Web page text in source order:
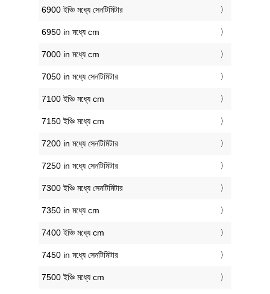
6900 ইঞ্চি মধ্যে সেনটিমিটার
6950 in মধ্যে cm
7000 in মধ্যে cm
7050 in মধ্যে সেনটিমিটার
7100 ইঞ্চি মধ্যে cm
7150 ইঞ্চি মধ্যে cm
7200 in মধ্যে সেনটিমিটার
7250 in মধ্যে সেনটিমিটার
7300 ইঞ্চি মধ্যে সেনটিমিটার
7350 in মধ্যে cm
7400 ইঞ্চি মধ্যে cm
7450 in মধ্যে সেনটিমিটার
7500 ইঞ্চি মধ্যে cm